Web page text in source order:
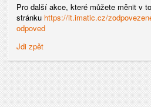
Pro další akce, které můžete měnit v
stránku https://it.imatic.cz/
odpoved
Jdi zpět